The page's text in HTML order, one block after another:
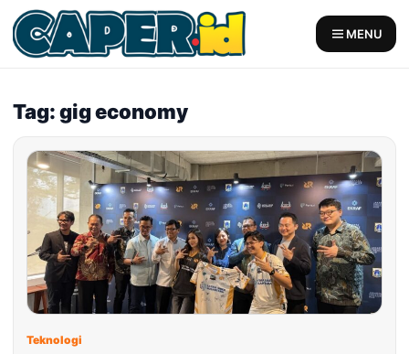
Skip
to
content
MENU
Tag: gig economy
Teknologi